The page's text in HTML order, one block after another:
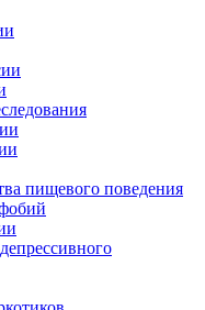
пищевого поведения